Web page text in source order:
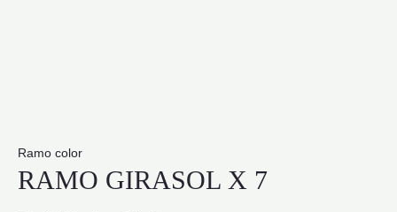
Ramo color
RAMO GIRASOL X 7